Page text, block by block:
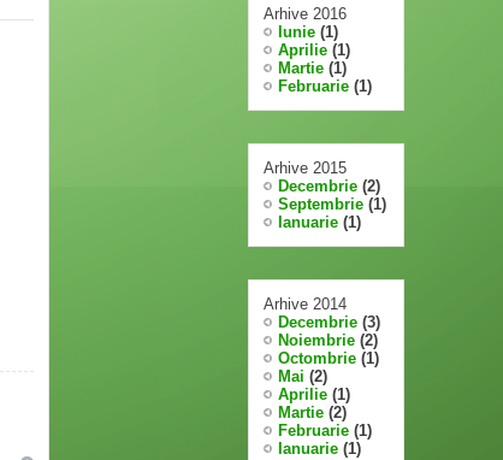
Arhive 2016
Iunie (1)
Aprilie (1)
Martie (1)
Februarie (1)
Arhive 2015
Decembrie (2)
Septembrie (1)
Ianuarie (1)
Arhive 2014
Decembrie (3)
Noiembrie (2)
Octombrie (1)
Mai (2)
Aprilie (1)
Martie (2)
Februarie (1)
Ianuarie (1)